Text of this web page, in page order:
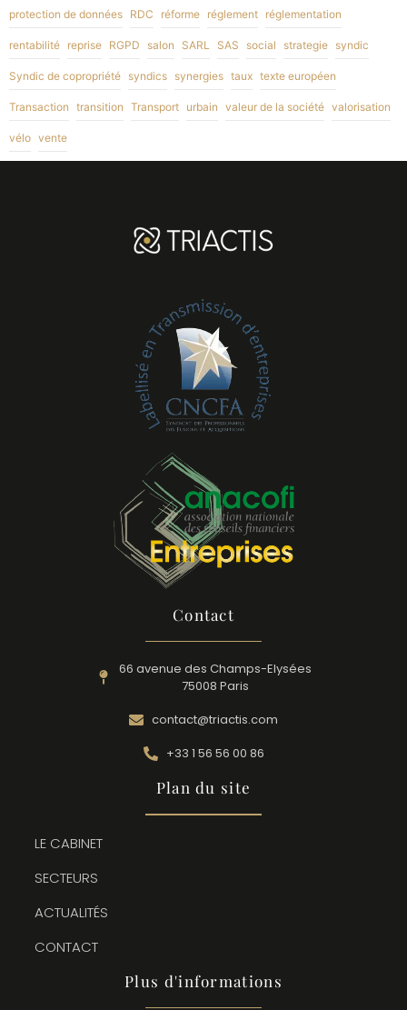
protection de données RDC réforme réglement réglementation
rentabilité reprise RGPD salon SARL SAS social strategie syndic
Syndic de copropriété syndics synergies taux texte européen
Transaction transition Transport urbain valeur de la société valorisation
vélo vente
Contact
66 avenue des Champs-Elysées
75008 Paris
contact@triactis.com
+33 1 56 56 00 86
Plan du site
LE CABINET
SECTEURS
ACTUALITÉS
CONTACT
Plus d'informations